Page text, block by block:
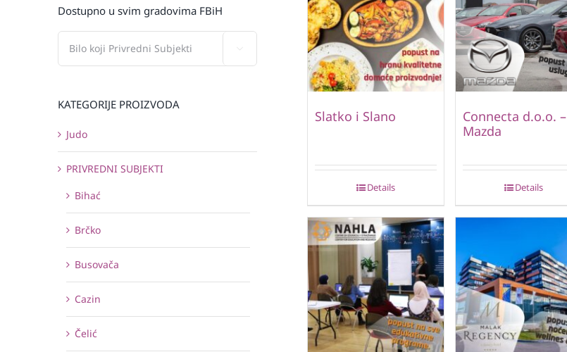
Slatko i Slano
Details
Connecta d.o.o. –
Mazda
Details
Dostupno u svim gradovima FBiH
KATEGORIJE PROIZVODA
Judo
PRIVREDNI SUBJEKTI
Bihać
Brčko
Busovača
Cazin
Čelić